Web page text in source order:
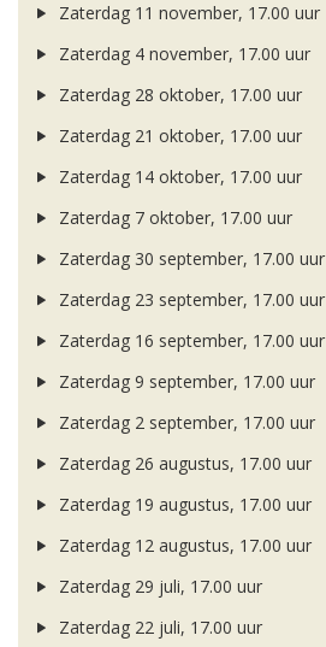
Zaterdag 11 november, 17.00 uur
Zaterdag 4 november, 17.00 uur
Zaterdag 28 oktober, 17.00 uur
Zaterdag 21 oktober, 17.00 uur
Zaterdag 14 oktober, 17.00 uur
Zaterdag 7 oktober, 17.00 uur
Zaterdag 30 september, 17.00 uur
Zaterdag 23 september, 17.00 uur
Zaterdag 16 september, 17.00 uur
Zaterdag 9 september, 17.00 uur
Zaterdag 2 september, 17.00 uur
Zaterdag 26 augustus, 17.00 uur
Zaterdag 19 augustus, 17.00 uur
Zaterdag 12 augustus, 17.00 uur
Zaterdag 29 juli, 17.00 uur
Zaterdag 22 juli, 17.00 uur